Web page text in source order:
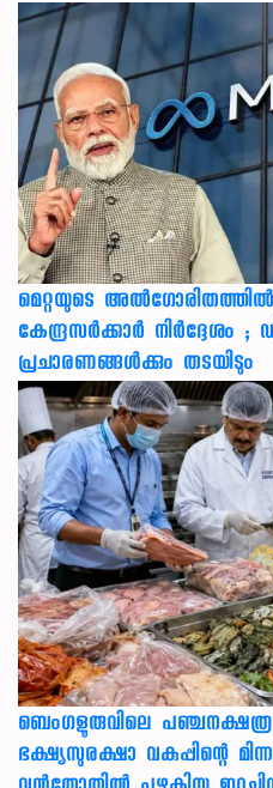
മെറ്റയുടെ അൽഗോരിതത്തിൽ
കേന്ദ്രസർക്കാർ നിർദ്ദേശം ;
പ്രചാരണങ്ങൾക്കും തടയിടും
ബെംഗളൂരുവിലെ
ഭക്ഷ്യസുരക്ഷാ വകുപ്പിന്റെ